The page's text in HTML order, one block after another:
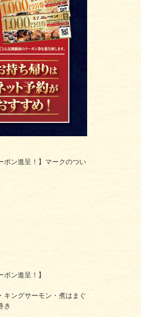
ポン進呈！】マークのつい
ポン進呈！】
キングサーモン・煮はまぐ
き